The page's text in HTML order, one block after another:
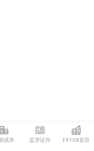
成本 监管证件 FX168首页